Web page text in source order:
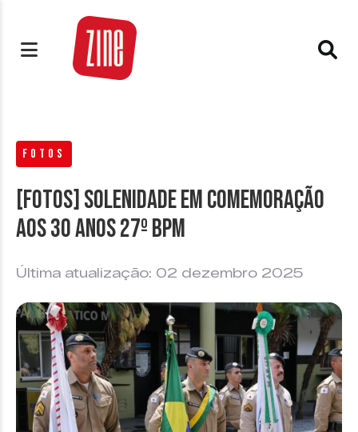
FOTOS
[FOTOS] Solenidade em comemoração
aos 30 anos 27º BPM
Última atualização: 02 dezembro 2025